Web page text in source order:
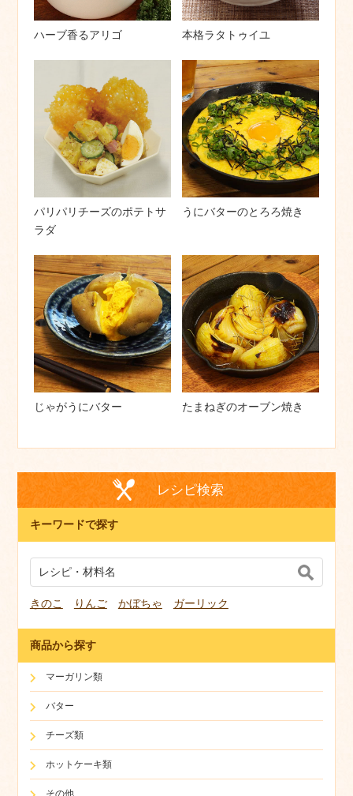
ハーブ香るアリゴ 本格ラタトゥイユ
パリパリチーズのポテトサ
ラダ
うにバターのとろろ焼き
じゃがうにバター たまねぎのオーブン焼き
レシピ検索
キーワードで探す
きのこ りんご かぼちゃ ガーリック
商品から探す
マーガリン類
バター
チーズ類
ホットケーキ類
その他